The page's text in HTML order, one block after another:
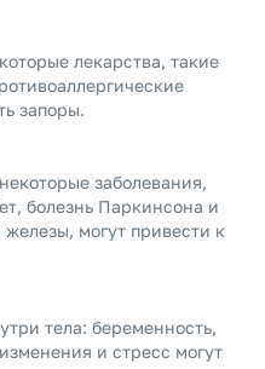
лекарства, такие
запоры.
заболевания,
болезнь Паркинсона и
могут привести к
тела: беременность,
и стресс могут